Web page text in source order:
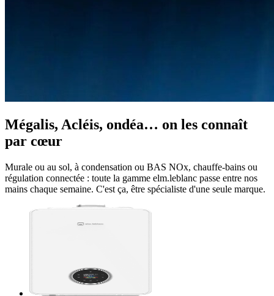
Mégalis, Acléis, ondéa… on les connaît
par cœur
Murale ou au sol, à condensation ou BAS NOx, chauffe-bains ou
régulation connectée : toute la gamme elm.leblanc passe entre nos
mains chaque semaine. C'est ça, être spécialiste d'une seule marque.